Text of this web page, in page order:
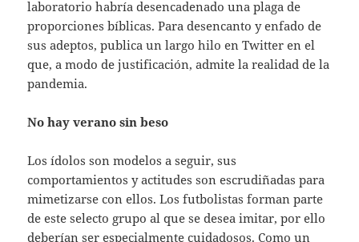
laboratorio habría desencadenado una plaga de
proporciones bíblicas. Para desencanto y enfado de
sus adeptos, publica un largo hilo en Twitter en el
que, a modo de justificación, admite la realidad de la
pandemia.
No hay verano sin beso
Los ídolos son modelos a seguir, sus
comportamientos y actitudes son escrudiñadas para
mimetizarse con ellos. Los futbolistas forman parte
de este selecto grupo al que se desea imitar, por ello
deberían ser especialmente cuidadosos. Como un